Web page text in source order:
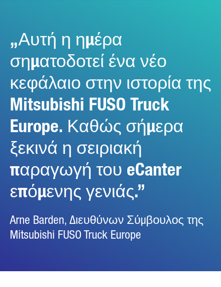
Αυτή η ημέρα
σηματοδοτεί ένα νέο
κεφάλαιο στην ιστορία της
Mitsubishi FUSO Truck
Europe. Καθώς σήμερα
ξεκινά η σειριακή
παραγωγή του eCanter
επόμενης γενιάς.
Arne Barden, Διευθύνων Σύμβουλος της
Mitsubishi FUSO Truck Europe